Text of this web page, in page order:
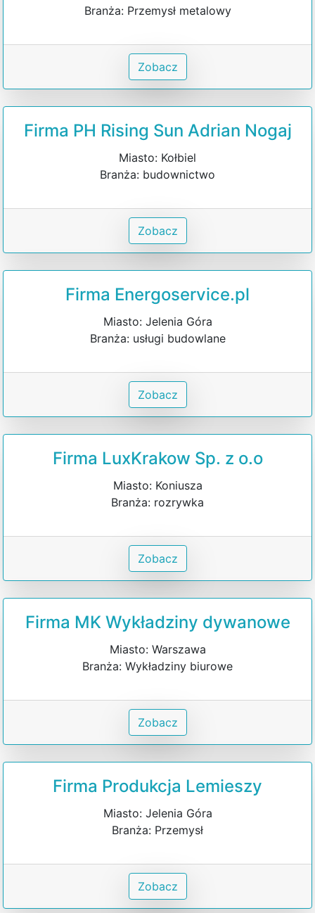
Branża: Przemysł metalowy
Zobacz
Firma PH Rising Sun Adrian Nogaj
Miasto: Kołbiel
Branża: budownictwo
Zobacz
Firma Energoservice.pl
Miasto: Jelenia Góra
Branża: usługi budowlane
Zobacz
Firma LuxKrakow Sp. z o.o
Miasto: Koniusza
Branża: rozrywka
Zobacz
Firma MK Wykładziny dywanowe
Miasto: Warszawa
Branża: Wykładziny biurowe
Zobacz
Firma Produkcja Lemieszy
Miasto: Jelenia Góra
Branża: Przemysł
Zobacz